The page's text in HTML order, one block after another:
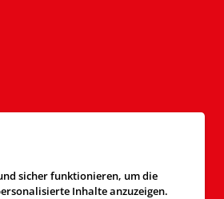
sicher funktionieren, um die
Inhalte anzuzeigen.